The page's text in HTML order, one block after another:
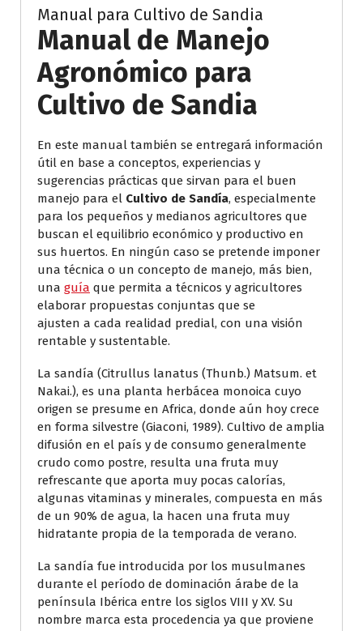
Manual para Cultivo de Sandia
Manual de Manejo
Agronómico para
Cultivo de Sandia
En este manual también se entregará información
útil en base a conceptos, experiencias y
sugerencias prácticas que sirvan para el buen
manejo para el Cultivo de Sandía, especialmente
para los pequeños y medianos agricultores que
buscan el equilibrio económico y productivo en
sus huertos. En ningún caso se pretende imponer
una técnica o un concepto de manejo, más bien,
una guía que permita a técnicos y agricultores
elaborar propuestas conjuntas que se
ajusten a cada realidad predial, con una visión
rentable y sustentable.
La sandía (Citrullus lanatus (Thunb.) Matsum. et
Nakai.), es una planta herbácea monoica cuyo
origen se presume en Africa, donde aún hoy crece
en forma silvestre (Giaconi, 1989). Cultivo de amplia
difusión en el país y de consumo generalmente
crudo como postre, resulta una fruta muy
refrescante que aporta muy pocas calorías,
algunas vitaminas y minerales, compuesta en más
de un 90% de agua, la hacen una fruta muy
hidratante propia de la temporada de verano.
La sandía fue introducida por los musulmanes
durante el período de dominación árabe de la
península Ibérica entre los siglos VIII y XV. Su
nombre marca esta procedencia ya que proviene